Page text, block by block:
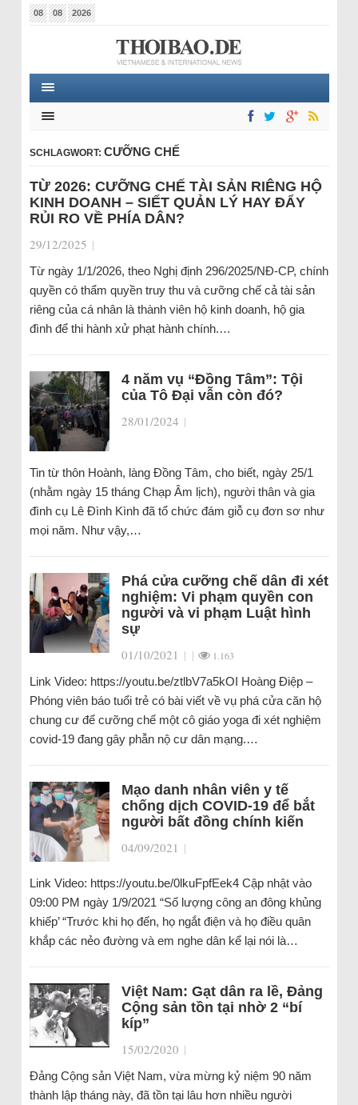
08 08 2026
SCHLAGWORT: CƯỠNG CHẾ
TỪ 2026: CƯỠNG CHẾ TÀI SẢN RIÊNG HỘ
KINH DOANH – SIẾT QUẢN LÝ HAY ĐẨY
RỦI RO VỀ PHÍA DÂN?
29/12/2025 |
Từ ngày 1/1/2026, theo Nghị định 296/2025/NĐ-CP, chính
quyền có thẩm quyền truy thu và cưỡng chế cả tài sản
riêng của cá nhân là thành viên hộ kinh doanh, hộ gia
đình để thi hành xử phạt hành chính.…
4 năm vụ “Đồng Tâm”: Tội
của Tô Đại vẫn còn đó?
28/01/2024 |
Tin từ thôn Hoành, làng Đồng Tâm, cho biết, ngày 25/1
(nhằm ngày 15 tháng Chạp Âm lịch), người thân và gia
đình cụ Lê Đình Kình đã tổ chức đám giỗ cụ đơn sơ như
mọi năm. Như vậy,…
Phá cửa cưỡng chế dân đi xét
nghiệm: Vi phạm quyền con
người và vi phạm Luật hình
sự
01/10/2021 | | 1.163
Link Video: https://youtu.be/ztlbV7a5kOI Hoàng Điệp –
Phóng viên báo tuổi trẻ có bài viết về vụ phá cửa căn hộ
chung cư để cưỡng chế một cô giáo yoga đi xét nghiệm
covid-19 đang gây phẫn nộ cư dân mạng.…
Mạo danh nhân viên y tế
chống dịch COVID-19 để bắt
người bất đồng chính kiến
04/09/2021 |
Link Video: https://youtu.be/0lkuFpfEek4 Cập nhật vào
09:00 PM ngày 1/9/2021 “Số lượng công an đông khủng
khiếp’ “Trước khi họ đến, họ ngắt điện và họ điều quân
khắp các nẻo đường và em nghe dân kể lại nói là…
Việt Nam: Gạt dân ra lề, Đảng
Cộng sản tồn tại nhờ 2 “bí
kíp”
15/02/2020 |
Đảng Cộng sản Việt Nam, vừa mừng kỷ niệm 90 năm
thành lập tháng này, đã tồn tại lâu hơn nhiều người